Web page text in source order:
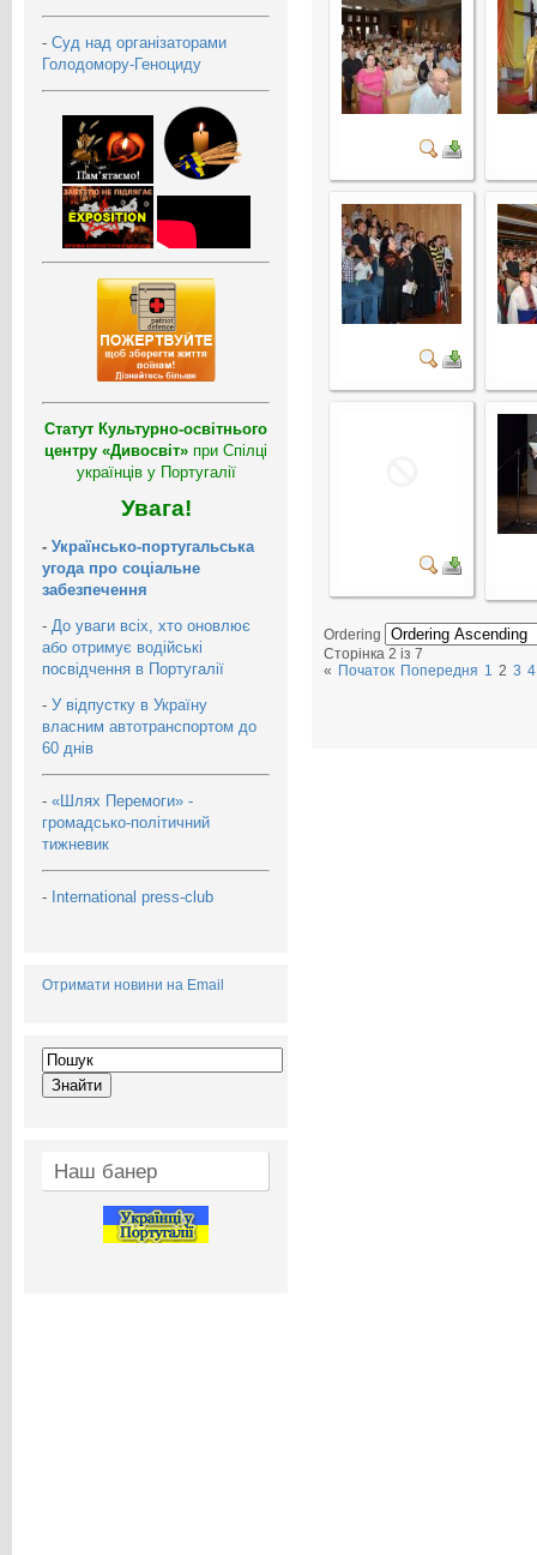
- Суд над організаторами
Голодомору-Геноциду
Статут Культурно-освітнього
центру «Дивосвіт» при Спілці
українців у Португалії
Увага!
- Українсько-португальська
угода про соціальне
забезпечення
- До уваги всіх, хто оновлює
або отримує водійські
посвідчення в Португалії
- У відпустку в Україну
власним автотранспортом до
60 днів
- «Шлях Перемоги» -
громадсько-політичний
тижневик
- International press-club
Отримати новини на Email
Наш банер
Ordering
Сторінка 2 із 7
« Початок Попередня 1 2 3 4